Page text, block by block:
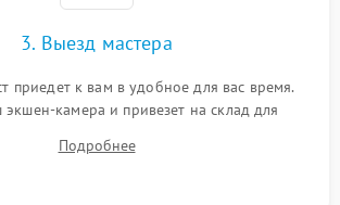
3. Выезд мастера
приедет к вам в удобное для вас время.
камера и привезет на склад для
Подробнее